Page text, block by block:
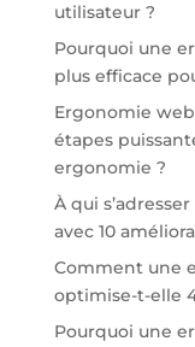
utilisateur ?
Pourquoi une
plus efficace
Ergonomie
étapes
ergonomie ?
À qui
avec 10
Comment une
optimise-t-elle
Pourquoi une